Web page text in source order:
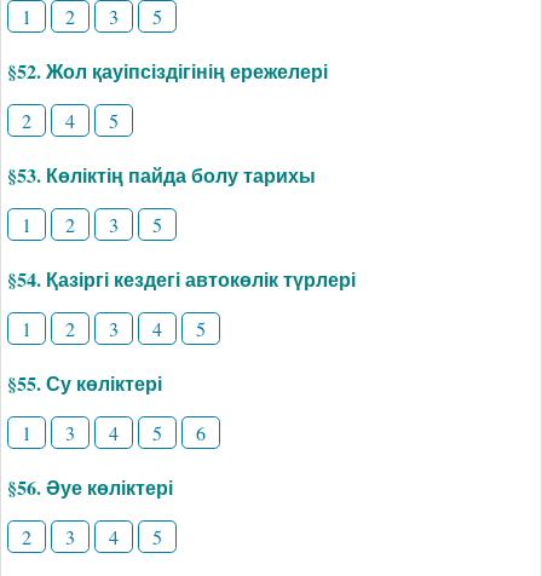
1 2 3 5
§52. Жол қауіпсіздігінің ережелері
2 4 5
§53. Көліктің пайда болу тарихы
1 2 3 5
§54. Қазіргі кездегі автокөлік түрлері
1 2 3 4 5
§55. Су көліктері
1 3 4 5 6
§56. Әуе көліктері
2 3 4 5